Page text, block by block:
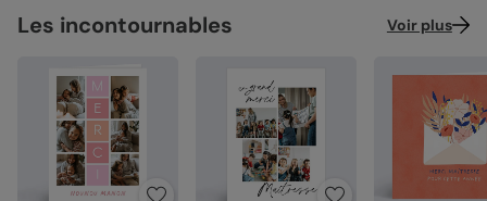
Les incontournables Voir plus